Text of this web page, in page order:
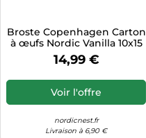
Broste Copenhagen Carton
à œufs Nordic Vanilla 10x15
cm
14,99 €
Voir l'offre
nordicnest.fr
Livraison à 6,90 €